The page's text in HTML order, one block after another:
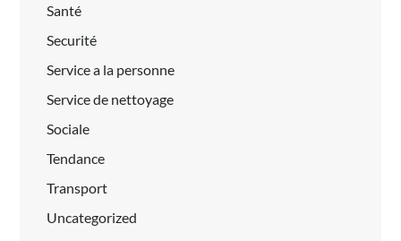
Santé
Securité
Service a la personne
Service de nettoyage
Sociale
Tendance
Transport
Uncategorized